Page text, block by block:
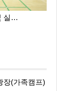
실…
장(가족캠프)